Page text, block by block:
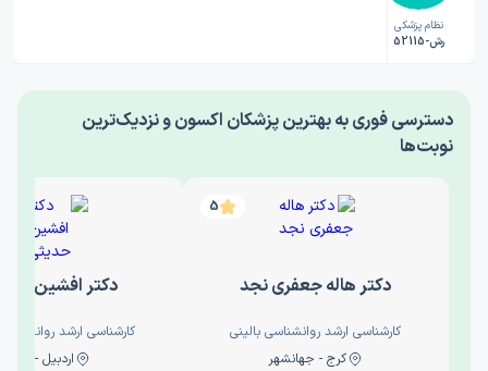
نظام پزشکی
رش-52115
‎دسترسی فوری به بهترین پزشکان اکسون و نزدیک‌ترین
نوبت‌ها
5
دکتر هاله جعفری نجد
کارشناسی ارشد روانشناسی بالینی
کرج - جهانشهر
دکتر افشین
کارشناسی ارشد
اردبیل - والی